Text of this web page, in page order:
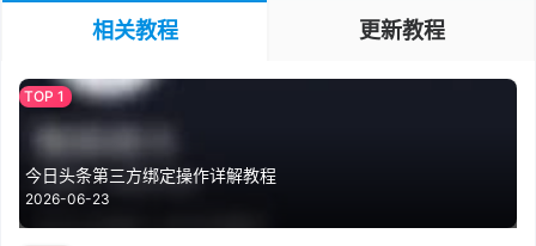
相关教程 更新教程
今日头条第三方绑定操作详解教程
2026-06-23